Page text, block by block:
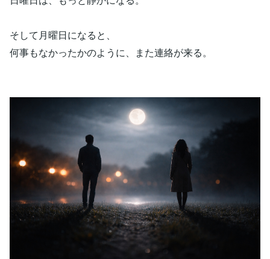
そして月曜日になると、
何事もなかったかのように、また連絡が来る。